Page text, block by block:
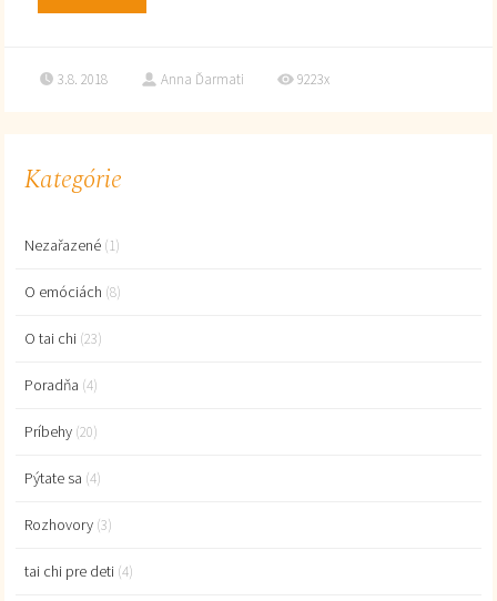
3.8. 2018 Anna Ďarmati 9223x
Kategórie
Nezařazené (1)
O emóciách (8)
O tai chi (23)
Poradňa (4)
Príbehy (20)
Pýtate sa (4)
Rozhovory (3)
tai chi pre deti (4)